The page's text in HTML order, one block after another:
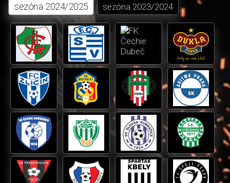
sezóna 2024/2025 sezóna 2023/2024